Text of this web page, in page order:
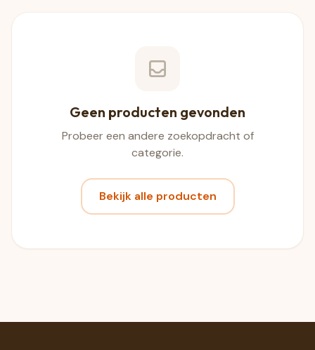
Geen producten gevonden
Probeer een andere zoekopdracht of
categorie.
Bekijk alle producten